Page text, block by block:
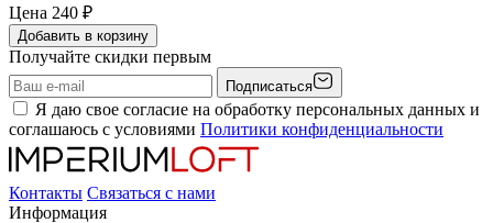
Цена 240 ₽
Добавить в корзину
Получайте скидки первым
Подписаться
Я даю свое согласие на обработку персональных данных и
соглашаюсь с условиями Политики конфиденциальности
Контакты Связаться с нами
Информация